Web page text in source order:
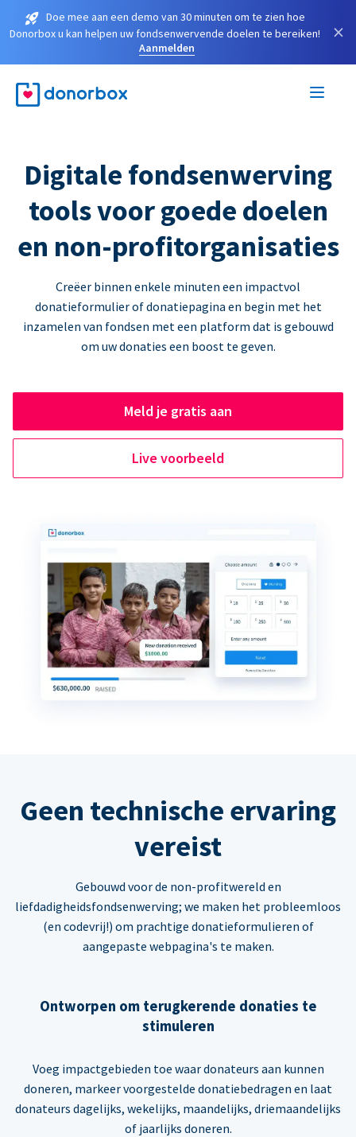
Doe mee aan een demo van 30 minuten om te zien hoe
Donorbox u kan helpen uw fondsenwervende doelen te bereiken!
Aanmelden
×
Digitale fondsenwerving
tools voor goede doelen
en non-profitorganisaties
Creëer binnen enkele minuten een impactvol
donatieformulier of donatiepagina en begin met het
inzamelen van fondsen met een platform dat is gebouwd
om uw donaties een boost te geven.
Meld je gratis aan
Live voorbeeld
Geen technische ervaring
vereist
Gebouwd voor de non-profitwereld en
liefdadigheidsfondsenwerving; we maken het probleemloos
(en codevrij!) om prachtige donatieformulieren of
aangepaste webpagina's te maken.
Ontworpen om terugkerende donaties te
stimuleren
Voeg impactgebieden toe waar donateurs aan kunnen
doneren, markeer voorgestelde donatiebedragen en laat
donateurs dagelijks, wekelijks, maandelijks, driemaandelijks
of jaarlijks doneren.